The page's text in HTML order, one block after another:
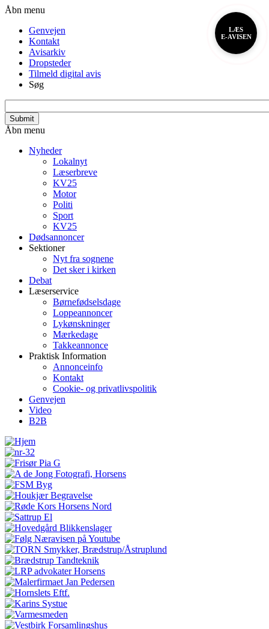
Gå
hovedindhold
Header
Åbn menu
Genvejen
Kontakt
Avisarkiv
Dropsteder
Tilmeld digital avis
Søg
Primær
Åbn menu
Nyheder
Lokalnyt
Læserbreve
KV25
Motor
Politi
Sport
KV25
Dødsannoncer
Sektioner
Nyt fra sognene
Det sker i kirken
Debat
Læserservice
Børnefødselsdage
Loppeannoncer
Lykønskninger
Mærkedage
Takkeannonce
Praktisk Information
Annonceinfo
Kontakt
Cookie- og privatlivspolitik
Genvejen
Video
B2B
LÆS
E-AVISEN